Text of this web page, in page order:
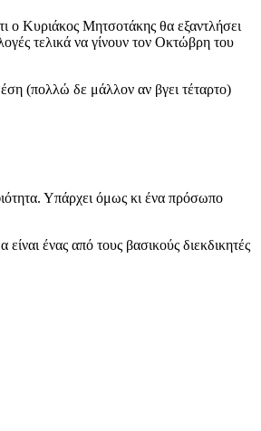
ο Κυριάκος Μητσοτάκης θα εξαντλήσει
τελικά να γίνουν τον Οκτώβρη του
(πολλώ δε μάλλον αν βγει τέταρτο)
Υπάρχει όμως κι ένα πρόσωπο
ένας από τους βασικούς διεκδικητές